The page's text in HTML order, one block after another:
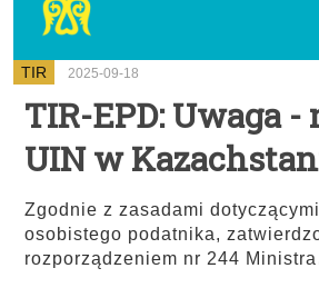
TIR 2025-09-18
TIR-EPD: Uwaga -
UIN w
Zgodnie z zasadami
osobistego podatnika,
rozporządzeniem nr 244 Ministra